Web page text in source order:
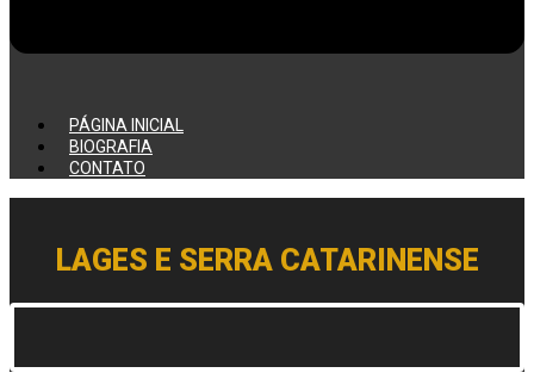
PÁGINA INICIAL
BIOGRAFIA
CONTATO
LAGES E SERRA CATARINENSE